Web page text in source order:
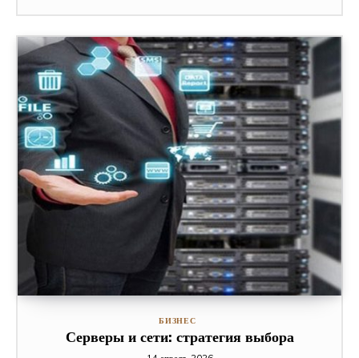
БИЗНЕС
Серверы и сети: стратегия выбора